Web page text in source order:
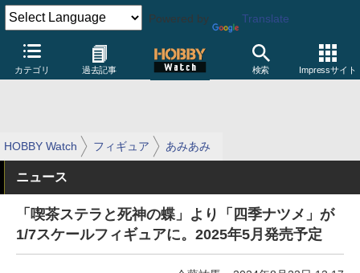
Powered by Translate
カテゴリ 過去記事 検索 Impressサイト
HOBBY Watch フィギュア あみあみ
ニュース
「喫茶ステラと死神の蝶」より「四季ナツメ」が
1/7スケールフィギュアに。2025年5月発売予定